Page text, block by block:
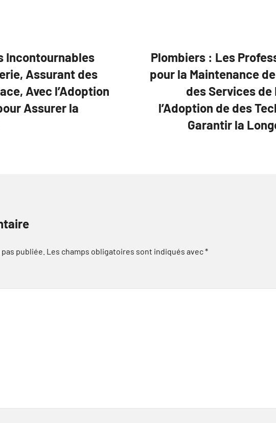
Incontournables
Assurant des
Avec l’Adoption
Assurer la
Plombiers : Les
pour la Maintenance
des Services
l’Adoption de des
Garantir la
publiée. Les champs obligatoires sont indiqués avec*